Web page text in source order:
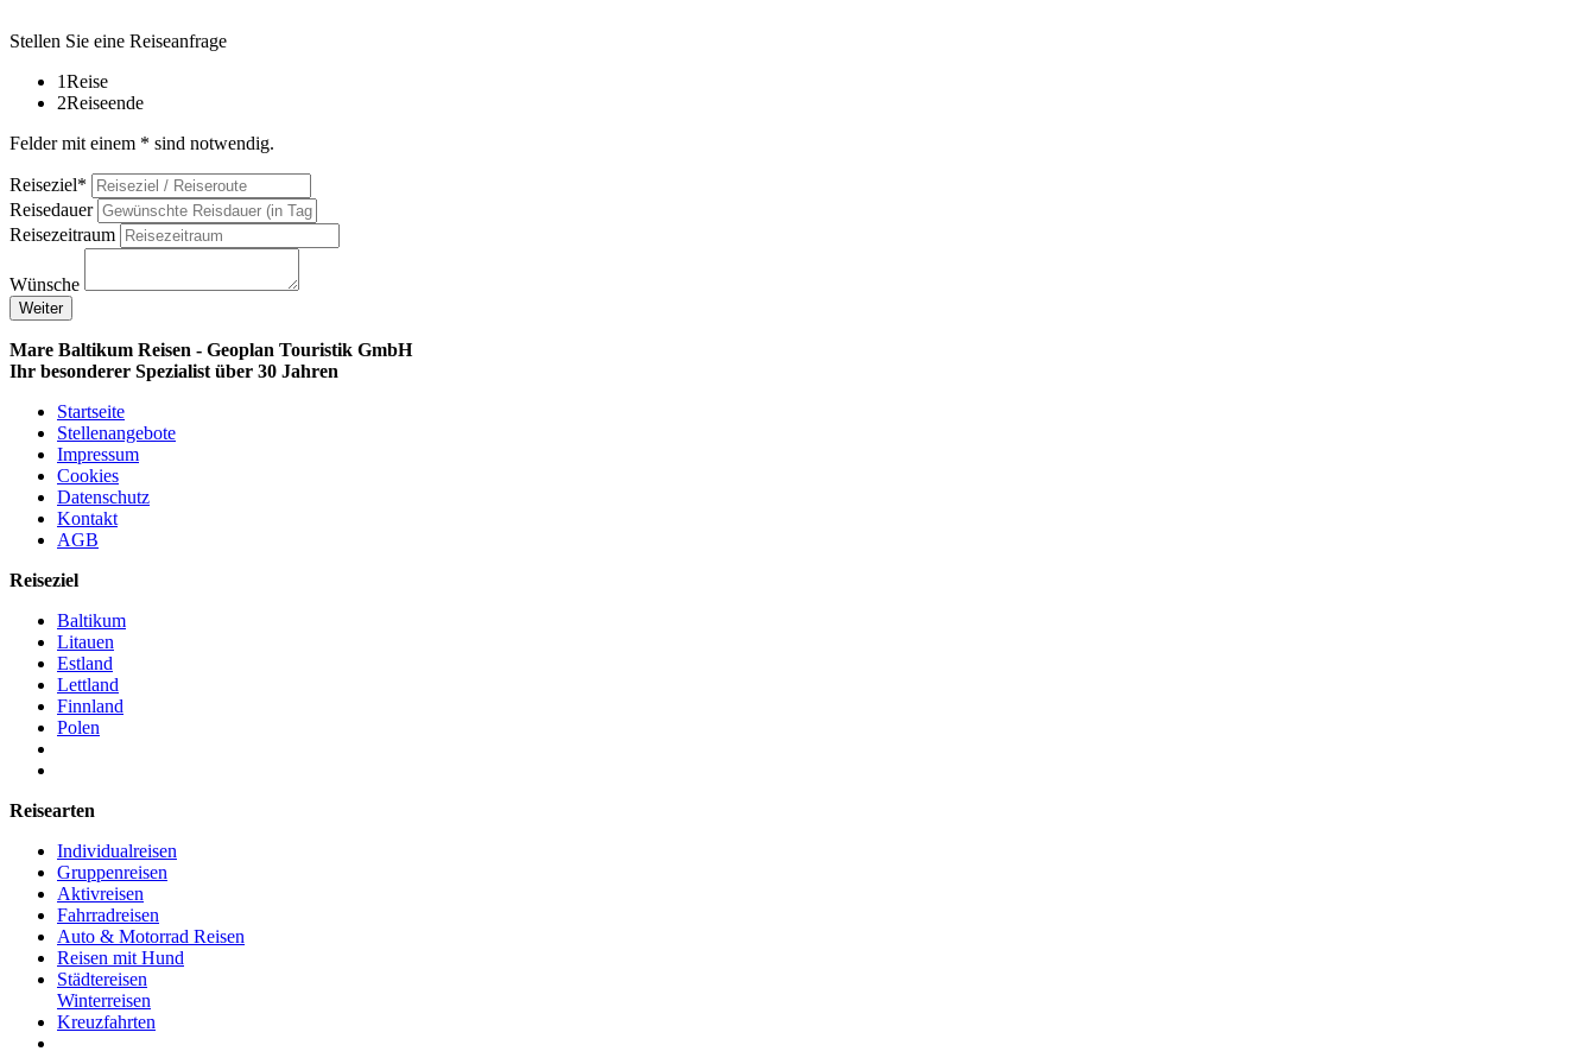
Stellen Sie eine Reiseanfrage
1Reise
2Reiseende
Felder mit einem * sind notwendig.
Reiseziel*
Reisedauer
Reisezeitraum
Wünsche
Weiter
Mare Baltikum Reisen - Geoplan Touristik GmbH
Ihr besonderer Spezialist über 30 Jahren
Startseite
Stellenangebote
Impressum
Cookies
Datenschutz
Kontakt
AGB
Reiseziel
Baltikum
Litauen
Estland
Lettland
Finnland
Polen
Reisearten
Individualreisen
Gruppenreisen
Aktivreisen
Fahrradreisen
Auto & Motorrad Reisen
Reisen mit Hund
Städtereisen
Winterreisen
Kreuzfahrten